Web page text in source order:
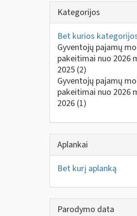
Kategorijos
Bet kurios
Gyventojų pajamų
pakeitimai nuo 2026
2025 (2)
Gyventojų pajamų
pakeitimai nuo 2026
2026 (1)
Aplankai
Bet kurį aplanką
Parodymo data